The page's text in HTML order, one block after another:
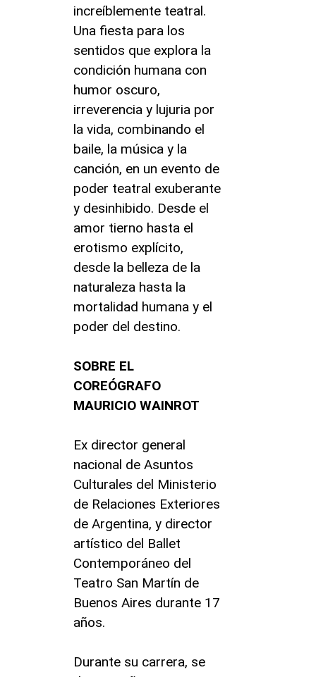
increíblemente teatral.
Una fiesta para los
sentidos que explora la
condición humana con
humor oscuro,
irreverencia y lujuria por
la vida, combinando el
baile, la música y la
canción, en un evento de
poder teatral exuberante
y desinhibido. Desde el
amor tierno hasta el
erotismo explícito,
desde la belleza de la
naturaleza hasta la
mortalidad humana y el
poder del destino.
SOBRE EL
COREÓGRAFO
MAURICIO WAINROT
Ex director general
nacional de Asuntos
Culturales del Ministerio
de Relaciones Exteriores
de Argentina, y director
artístico del Ballet
Contemporáneo del
Teatro San Martín de
Buenos Aires durante 17
años.
Durante su carrera, se